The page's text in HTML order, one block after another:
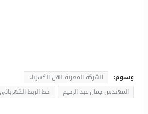
وسوم:
الشركة المصرية لنقل الكهرباء
المهندس جمال عبد الرحيم
خط الربط الكهربائى